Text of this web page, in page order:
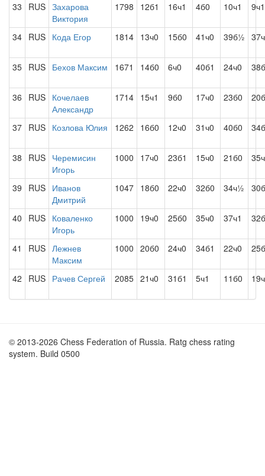
33 RUS Захарова
Виктория
1798 12б1 16ч1 4б0 10ч1 9ч1
34 RUS Кода Егор 1814 13ч0 15б0 41ч0 39б½
35 RUS Бехов Максим 1671 14б0 6ч0 40б1 24ч0
36 RUS Кочелаев
Александр
1714 15ч1 9б0 17ч0 23б0
37 RUS Козлова Юлия 1262 16б0 12ч0 31ч0 40б0
38 RUS Черемисин
Игорь
1000 17ч0 23б1 15ч0 21б0
39 RUS Иванов
Дмитрий
1047 18б0 22ч0 32б0 34ч½
40 RUS Коваленко
Игорь
1000 19ч0 25б0 35ч0 37ч1
41 RUS Лежнев
Максим
1000 20б0 24ч0 34б1 22ч0
42 RUS Рачев Сергей 2085 21ч0 31б1 5ч1 11б0
© 2013-2026 Chess Federation of Russia. Ratg chess rating
system. Build 0500